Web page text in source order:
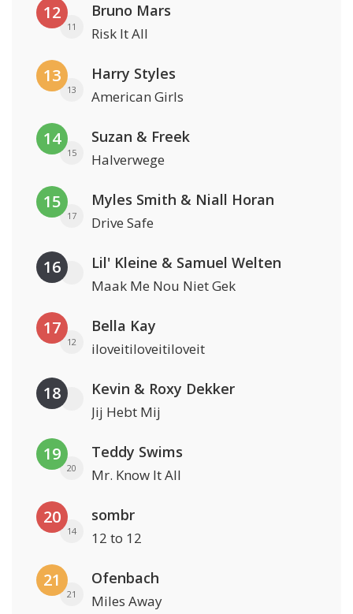
12
11
Bruno Mars
Risk It All
13
13
Harry Styles
American Girls
14
15
Suzan & Freek
Halverwege
15
17
Myles Smith & Niall Horan
Drive Safe
16 Lil' Kleine & Samuel Welten
Maak Me Nou Niet Gek
17
12
Bella Kay
iloveitiloveitiloveit
18 Kevin & Roxy Dekker
Jij Hebt Mij
19
20
Teddy Swims
Mr. Know It All
20
14
sombr
12 to 12
21
21
Ofenbach
Miles Away